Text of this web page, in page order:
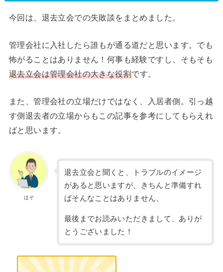
今回は、退去立会での失敗談をまとめました。
管理会社に入社したら誰もが通る道だと思います。でも
怖がることはありません！何事も経験ですし、そもそも
退去立会は管理会社の大きな役割です。
また、管理会社の立場だけではなく、入居者側。引っ越
す側退去者の立場からもこの記事を参考にしてもらえれ
ばと思います。
ほぞ
退去立会と聞くと、トラブルのイメージ
があると思いますが、きちんと準備すれ
ばそんなことはありません、
最後までお読みいただきまして、ありが
とうございました！